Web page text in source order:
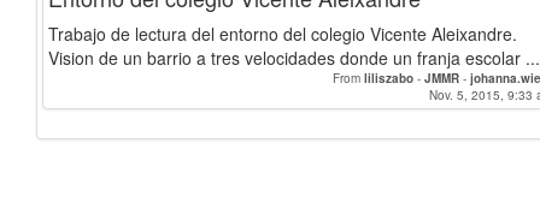
Trabajo de lectura del entorno del colegio Vicente Aleixandre.
Vision de un barrio a tres velocidades donde un franja escolar ...
From liliszabo - JMMR -
Nov. 5, 2015, 9:33